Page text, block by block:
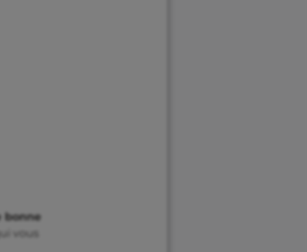
bonne
vous